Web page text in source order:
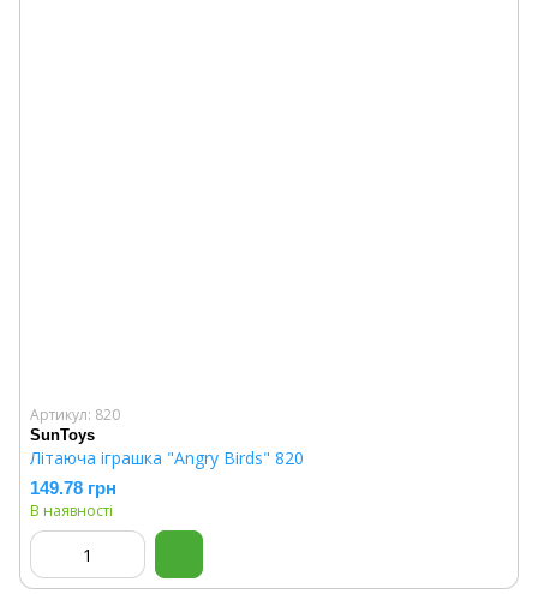
Артикул: 820
SunToys
Літаюча іграшка "Angry Birds" 820
149.78 грн
В наявності